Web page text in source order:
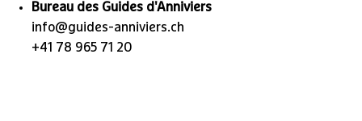
Bureau des Guides d'Anniviers
info@guides-anniviers.ch
+41 78 965 71 20